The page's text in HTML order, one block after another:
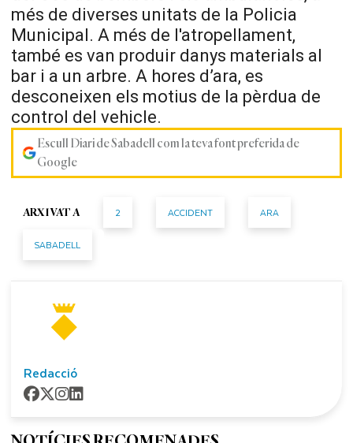
més de diverses unitats de la Policia
Municipal. A més de l'atropellament,
també es van produir danys materials al
bar i a un arbre. A hores d’ara, es
desconeixen els motius de la pèrdua de
control del vehicle.
Escull Diari de Sabadell com la teva font preferida de
Google
ARXIVAT A 2 ACCIDENT ARA
SABADELL
Redacció